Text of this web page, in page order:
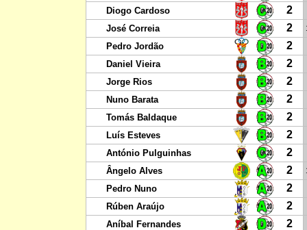
Diogo Cardoso 2
José Correia 2
Pedro Jordão 2
Daniel Vieira 2
Jorge Rios 2
Nuno Barata 2
Tomás Baldaque 2
Luís Esteves 2
António Pulguinhas 2
Ângelo Alves 2
Pedro Nuno 2
Rúben Araújo 2
Aníbal Fernandes 2